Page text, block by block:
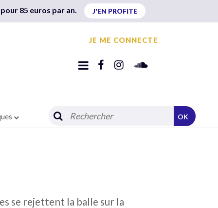
85 euros par an. J'EN PROFITE
JE ME CONNECTE
OK
se rejettent la balle sur la